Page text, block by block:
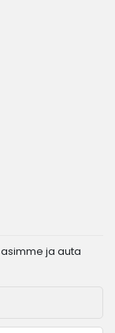
ja auta